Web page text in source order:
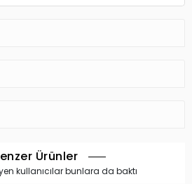
Ürünler
kullanıcılar bunlara da baktı